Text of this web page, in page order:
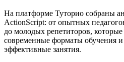
На платформе Туторио собраны
ActionScript: от опытных
до молодых репетиторов,
современные форматы обучения
эффективные занятия.